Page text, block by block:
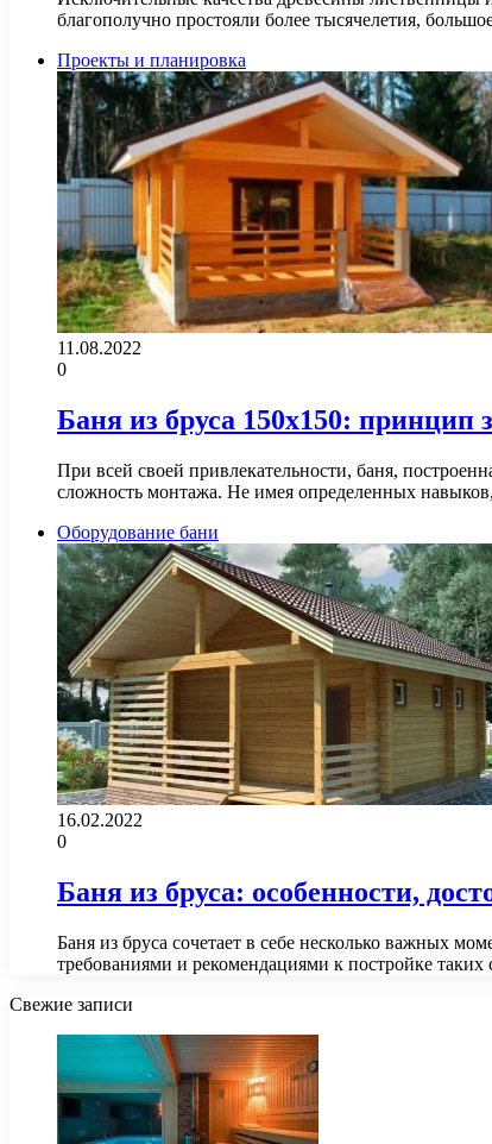
благополучно простояли более тысячелетия,
Проекты и планировка
11.08.2022
0
Баня из бруса 150х150: принцип
При всей своей привлекательности, баня,
сложность монтажа. Не имея определенных
Оборудование бани
16.02.2022
0
Баня из бруса: особенности,
Баня из бруса сочетает в себе несколько важных
требованиями и рекомендациями к постройке
Свежие записи